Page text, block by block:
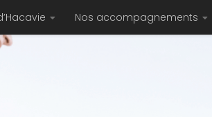
Nos accompagnements